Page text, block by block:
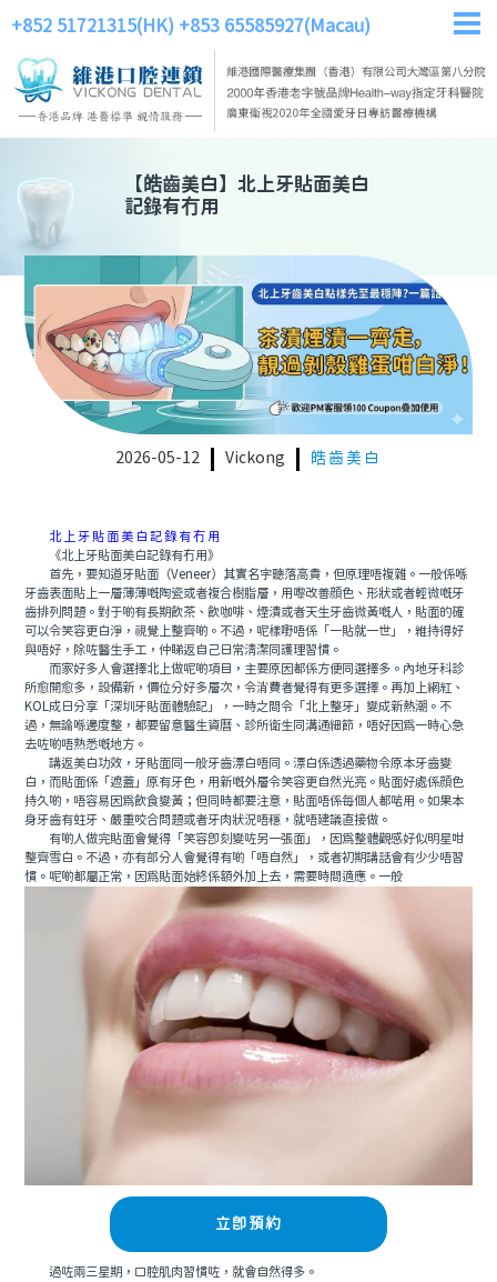
+852 51721315(HK) +853 65585927(Macau)
【皓齒美白】 北上牙貼面美白
記錄有冇用
2026-05-12 Vickong 皓齒美白
北上牙貼面美白記錄有冇用
《北上牙貼面美白記錄有冇用》
首先，要知道牙貼面（Veneer）其實名字聽落高貴，但原理唔複雜。一般係喺
牙齒表面貼上一層薄薄嘅陶瓷或者複合樹脂層，用嚟改善顔色、形狀或者輕微嘅牙
齒排列問題。對于啲有長期飲茶、飲咖啡、煙漬或者天生牙齒微黃嘅人，貼面的確
可以令笑容更白淨，視覺上整齊啲。不過，呢樣嘢唔係「一貼就一世」，維持得好
與唔好，除咗醫生手工，仲睇返自己日常清潔同護理習慣。
而家好多人會選擇北上做呢啲項目，主要原因都係方便同選擇多。內地牙科診
所愈開愈多，設備新，價位分好多層次，令消費者覺得有更多選擇。再加上網紅、
KOL成日分享「深圳牙貼面體驗記」，一時之間令「北上整牙」變成新熱潮。不
過，無論喺邊度整，都要留意醫生資曆、診所衛生同溝通細節，唔好因爲一時心急
去咗啲唔熟悉嘅地方。
講返美白功效，牙貼面同一般牙齒漂白唔同。漂白係透過藥物令原本牙齒變
白，而貼面係「遮蓋」原有牙色，用新嘅外層令笑容更自然光亮。貼面好處係顔色
持久啲，唔容易因爲飲食變黃；但同時都要注意，貼面唔係每個人都啱用。如果本
身牙齒有蛀牙、嚴重咬合問題或者牙肉狀況唔穩，就唔建議直接做。
有啲人做完貼面會覺得「笑容即刻變咗另一張面」，因爲整體觀感好似明星咁
整齊雪白。不過，亦有部分人會覺得有啲「唔自然」，或者初期講話會有少少唔習
慣。呢啲都屬正常，因爲貼面始終係額外加上去，需要時間適應。一般
立即預約
過咗兩三星期，口腔肌肉習慣咗，就會自然得多。